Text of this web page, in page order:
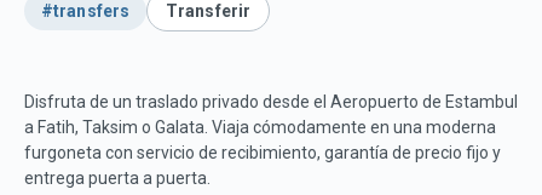
#transfers Transferir
Disfruta de un traslado privado desde el Aeropuerto de Estambul
a Fatih, Taksim o Galata. Viaja cómodamente en una moderna
furgoneta con servicio de recibimiento, garantía de precio fijo y
entrega puerta a puerta.